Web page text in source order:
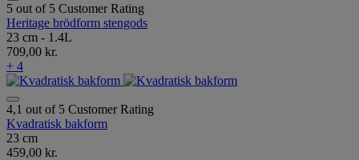
5 out of 5 Customer Rating
Heritage brödform stengods
23 cm - 1.4L
709,00 kr.
+ 4
4,1 out of 5 Customer Rating
Kvadratisk bakform
23 cm
459,00 kr.